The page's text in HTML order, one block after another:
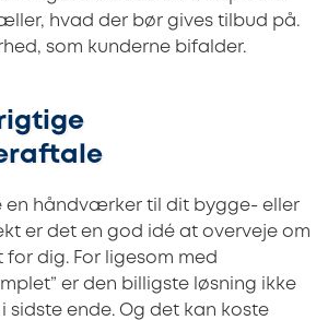
hvad der bør gives tilbud på.
som kunderne bifalder.
en håndværker til dit bygge- eller
er det en god idé at overveje om
dig. For ligesom med
er den billigste løsning ikke
sidste ende. Og det kan koste